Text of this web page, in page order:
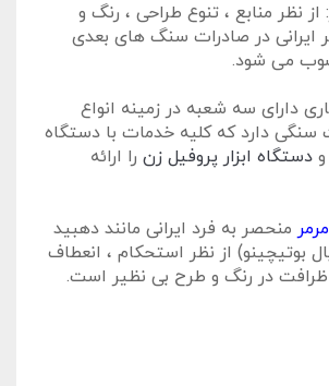
نظر منابع ، تنوع طراحی ، رنگ و
ایرانی در صادرات سنگ های بعدی
می شود.
دارای سه شعبه در زمینه انواع
دارد که کلیه خدمات با دستگاه
دستگاه ابزار پروفیل زن را ارائه
منحصر به فرد ایرانی مانند دهبید
بوتیچینو) از نظر استحکام ، انعطاف
ظرافت در رنگ و طرح بی نظیر است.